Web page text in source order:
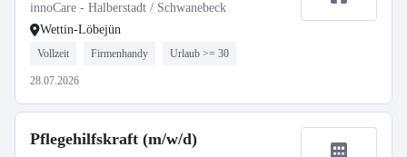
innoCare - Halberstadt / Schwanebeck
Wettin-Löbejün
Vollzeit Firmenhandy Urlaub >= 30
28.07.2026
Pflegehilfskraft (m/w/d)